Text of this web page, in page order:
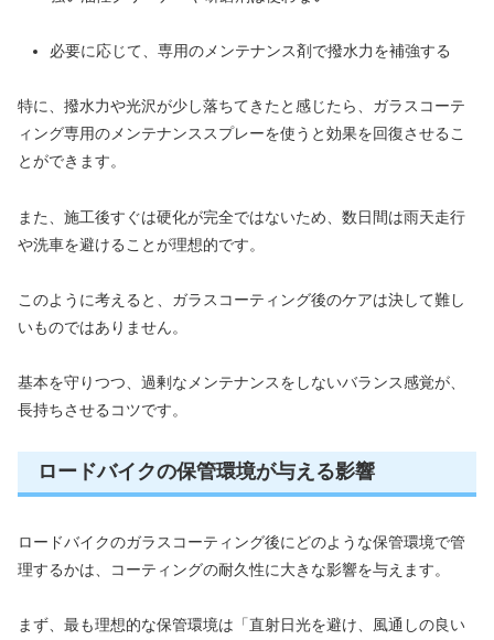
必要に応じて、専用のメンテナンス剤で撥水力を補強する
特に、撥水力や光沢が少し落ちてきたと感じたら、ガラスコーテ
ィング専用のメンテナンススプレーを使うと効果を回復させるこ
とができます。
また、施工後すぐは硬化が完全ではないため、数日間は雨天走行
や洗車を避けることが理想的です。
このように考えると、ガラスコーティング後のケアは決して難し
いものではありません。
基本を守りつつ、過剰なメンテナンスをしないバランス感覚が、
長持ちさせるコツです。
ロードバイクの保管環境が与える影響
ロードバイクのガラスコーティング後にどのような保管環境で管
理するかは、コーティングの耐久性に大きな影響を与えます。
まず、最も理想的な保管環境は「直射日光を避け、風通しの良い